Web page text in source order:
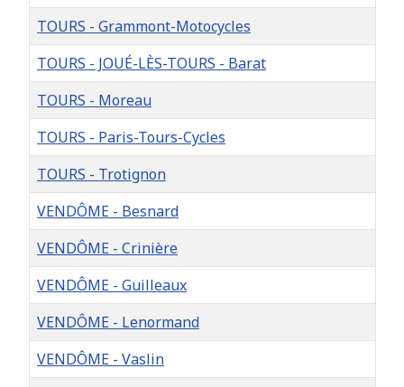
TOURS - Grammont-Motocycles
TOURS - JOUÉ-LÈS-TOURS - Barat
TOURS - Moreau
TOURS - Paris-Tours-Cycles
TOURS - Trotignon
VENDÔME - Besnard
VENDÔME - Crinière
VENDÔME - Guilleaux
VENDÔME - Lenormand
VENDÔME - Vaslin